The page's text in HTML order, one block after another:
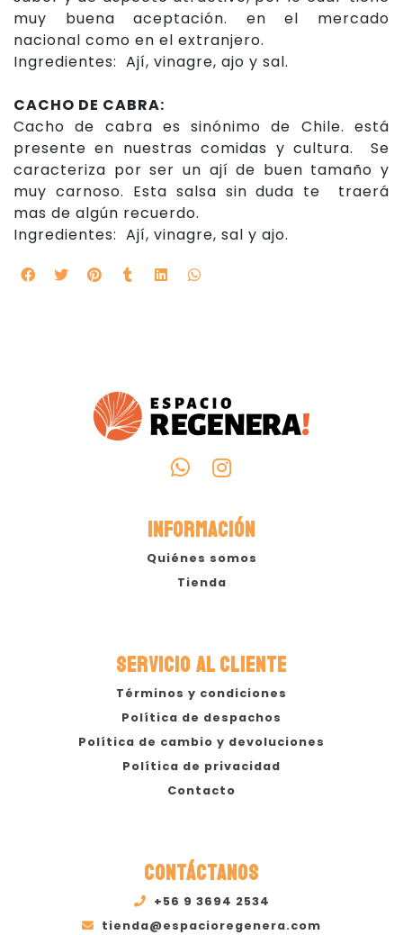
muy buena aceptación. en el mercado
nacional como en el extranjero.
Ingredientes: Ají, vinagre, ajo y sal.
CACHO DE CABRA:
Cacho de cabra es sinónimo de Chile. está
presente en nuestras comidas y cultura. Se
caracteriza por ser un ají de buen tamaño y
muy carnoso. Esta salsa sin duda te traerá
mas de algún recuerdo.
Ingredientes: Ají, vinagre, sal y ajo.
INFORMACIÓN
Quiénes somos
Tienda
SERVICIO AL CLIENTE
Términos y condiciones
Política de despachos
Política de cambio y devoluciones
Política de privacidad
Contacto
CONTÁCTANOS
+56 9 3694 2534
tienda@espacioregenera.com